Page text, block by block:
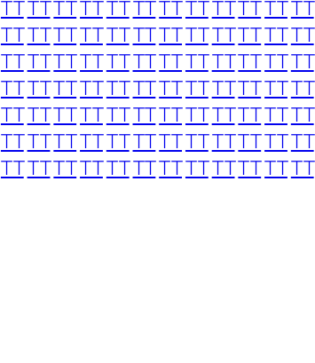
TTTTTTTTTTTTTTTTTTTTTTTT
TTTTTTTTTTTTTTTTTTTTTTTT
TTTTTTTTTTTTTTTTTTTTTTTT
TTTTTTTTTTTTTTTTTTTTTTTT
TTTTTTTTTTTTTTTTTTTTTTTT
TTTTTTTTTTTTTTTTTTTTTTTT
TTTTTTTTTTTTTTTTTTTTTTTT